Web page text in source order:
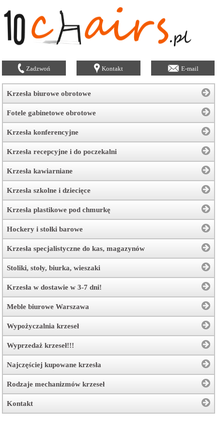
Zadzwoń Kontakt E-mail
Krzesła biurowe obrotowe
Fotele gabinetowe obrotowe
Krzesła konferencyjne
Krzesła recepcyjne i do poczekalni
Krzesła kawiarniane
Krzesła szkolne i dziecięce
Krzesła plastikowe pod chmurkę
Hockery i stołki barowe
Krzesła specjalistyczne do kas, magazynów
Stoliki, stoły, biurka, wieszaki
Krzesła w dostawie w 3-7 dni!
Meble biurowe Warszawa
Wypożyczalnia krzeseł
Wyprzedaż krzeseł!!!
Najczęściej kupowane krzesła
Rodzaje mechanizmów krzeseł
Kontakt